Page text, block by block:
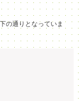
の通りとなっていま